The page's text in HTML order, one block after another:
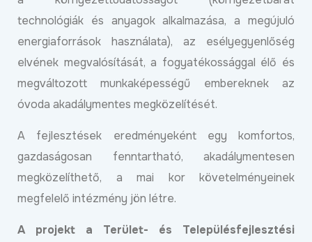
technológiák és anyagok alkalmazása, a megújuló
energiaforrások használata), az esélyegyenlőség
elvének megvalósítását, a fogyatékossággal élő és
megváltozott munkaképességű embereknek az
óvoda akadálymentes megközelítését.
A fejlesztések eredményeként egy komfortos,
gazdaságosan fenntartható, akadálymentesen
megközelíthető, a mai kor követelményeinek
megfelelő intézmény jön létre.
A projekt a Terület- és Településfejlesztési